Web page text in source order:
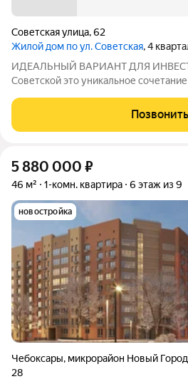
Советская улица,62
Жилой дом по ул. Советская, 4
ИДЕАЛЬНЫЙ ВАРИАНТ ДЛЯ
Советской это уникальное
жизни комфорта и удобства во всём
Наши преимущества: - На территорию
Позвонить
5 880 000 ₽
46 м² 1-комн. квартира 6 этаж из 9
новостройка
Чебоксары, микрорайон Новый Город
28